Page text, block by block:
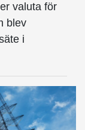
valuta för
blev
i